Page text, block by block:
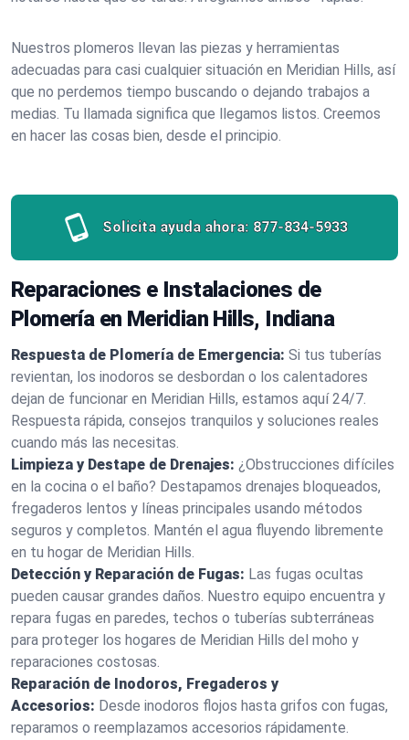
Nuestros plomeros llevan las piezas y herramientas
adecuadas para casi cualquier situación en Meridian Hills, así
que no perdemos tiempo buscando o dejando trabajos a
medias. Tu llamada significa que llegamos listos. Creemos
en hacer las cosas bien, desde el principio.
Solicita ayuda ahora: 877-834-5933
Reparaciones e Instalaciones de
Plomería en Meridian Hills, Indiana
Respuesta de Plomería de Emergencia: Si tus tuberías
revientan, los inodoros se desbordan o los calentadores
dejan de funcionar en Meridian Hills, estamos aquí 24/7.
Respuesta rápida, consejos tranquilos y soluciones reales
cuando más las necesitas.
Limpieza y Destape de Drenajes: ¿Obstrucciones difíciles
en la cocina o el baño? Destapamos drenajes bloqueados,
fregaderos lentos y líneas principales usando métodos
seguros y completos. Mantén el agua fluyendo libremente
en tu hogar de Meridian Hills.
Detección y Reparación de Fugas: Las fugas ocultas
pueden causar grandes daños. Nuestro equipo encuentra y
repara fugas en paredes, techos o tuberías subterráneas
para proteger los hogares de Meridian Hills del moho y
reparaciones costosas.
Reparación de Inodoros, Fregaderos y
Accesorios: Desde inodoros flojos hasta grifos con fugas,
reparamos o reemplazamos accesorios rápidamente.